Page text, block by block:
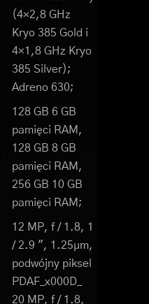
(4×2,8 GHz
Kryo 385 Gold i
4×1,8 GHz Kryo
385 Silver);
Adreno 630;
128 GB 6 GB
pamięci RAM,
128 GB 8 GB
pamięci RAM,
256 GB 10 GB
pamięci RAM;
12 MP, f / 1.8, 1
/ 2.9 ", 1.25µm,
podwójny piksel
PDAF_x000D_
20 MP, f / 1.8,